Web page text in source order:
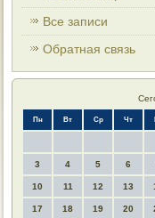
Все записи
Обратная связь
Пн Вт Ср Чт
3 4 5 6
10 11 12 13
17 18 19 20